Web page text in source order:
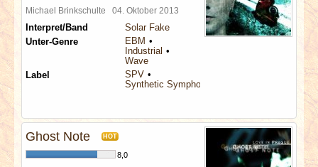
Michael Brinkschulte 04. Oktober 2013
Interpret/Band
Solar Fake
Unter-Genre
EBM
Industrial
Wave
Label
SPV
Synthetic Symphony
Ghost Note HOT
8,0